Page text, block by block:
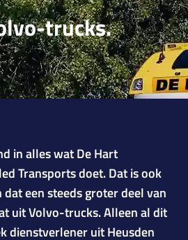
trucks.
in alles wat De Hart
Transports doet. Dat is ook
een steeds groter deel van
uit Volvo-trucks. Alleen al dit
dienstverlener uit Heusden